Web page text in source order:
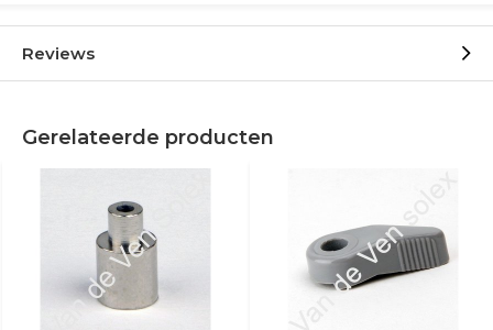
Reviews
Gerelateerde producten